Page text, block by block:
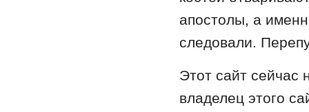
апостолы, а
следовали.
Этот сайт сейчас
владелец этого